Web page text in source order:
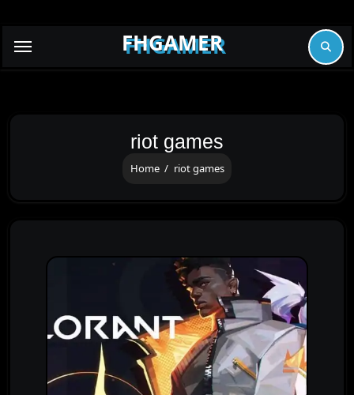
FHGAMER
riot games
Home riot games